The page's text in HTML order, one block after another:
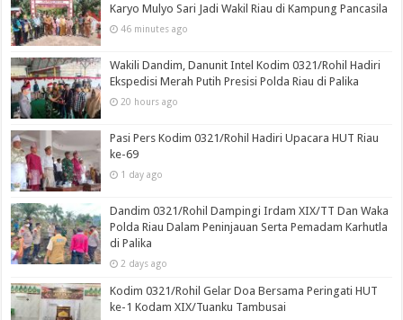
Karyo Mulyo Sari Jadi Wakil Riau di Kampung Pancasila
46 minutes ago
Wakili Dandim, Danunit Intel Kodim 0321/Rohil Hadiri
Ekspedisi Merah Putih Presisi Polda Riau di Palika
20 hours ago
Pasi Pers Kodim 0321/Rohil Hadiri Upacara HUT Riau
ke-69
1 day ago
Dandim 0321/Rohil Dampingi Irdam XIX/TT Dan Waka
Polda Riau Dalam Peninjauan Serta Pemadam Karhutla
di Palika
2 days ago
Kodim 0321/Rohil Gelar Doa Bersama Peringati HUT
ke-1 Kodam XIX/Tuanku Tambusai